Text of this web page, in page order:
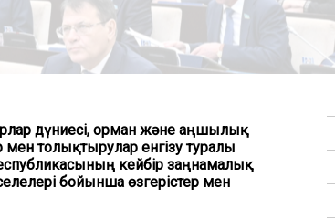
дүниесі, орман және аңшылық
толықтырулар енгізу туралы
кейбір заңнамалық
бойынша өзгерістер мен